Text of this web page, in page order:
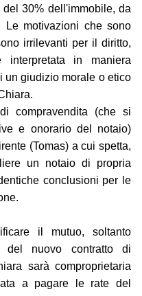
30% dell'immobile, da
Le motivazioni che sono
irrilevanti per il diritto,
in maniera
un giudizio morale o etico
compravendita (che si
e onorario del notaio)
(Tomas) a cui spetta,
un notaio di propria
conclusioni per le
il mutuo, soltanto
del nuovo contratto di
sarà comproprietaria
a pagare le rate del